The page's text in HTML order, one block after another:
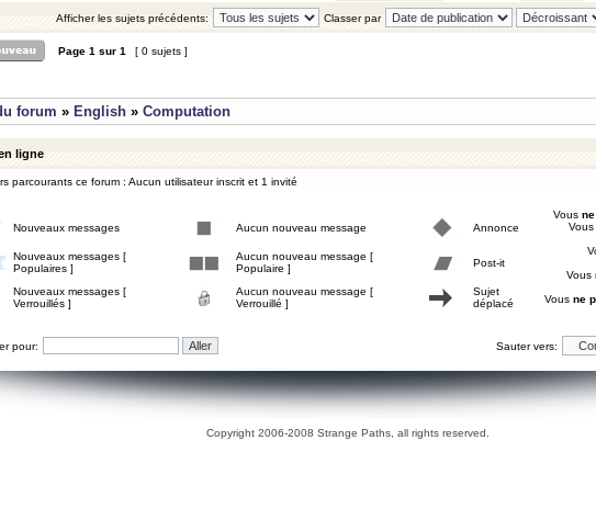
Afficher les sujets précédents: Classer par
Page 1 sur 1 [ 0 sujets ]
forum » English » Computation
ligne
parcourants ce forum : Aucun utilisateur inscrit et 1 invité
Nouveaux messages Aucun nouveau message Annonce
Nouveaux messages [
Populaires ]
Aucun nouveau message [
Populaire ]
Post-it
Nouveaux messages [
Verrouillés ]
Aucun nouveau message [
Verrouillé ]
Sujet
déplacé
Vous
Vous
Vous
Vous ne
pour: Sauter vers:
Copyright 2006-2008 Strange Paths, all rights reserved.